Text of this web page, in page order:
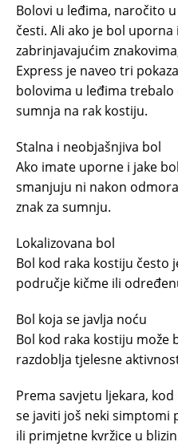
Bolovi u leđima, naročito
česti. Ali ako je bol
zabrinjavajućim
Express je naveo tri
bolovima u leđima trebalo
sumnja na rak kostiju.
Stalna i neobjašnjiva bol
Ako imate uporne i jake
smanjuju ni nakon
znak za sumnju.
Lokalizovana bol
Bol kod raka kostiju često
područje kičme ili
Bol koja se javlja noću
Bol kod raka kostiju može
razdoblja tjelesne
Prema savjetu ljekara,
se javiti još neki simptomi
ili primjetne kvržice u